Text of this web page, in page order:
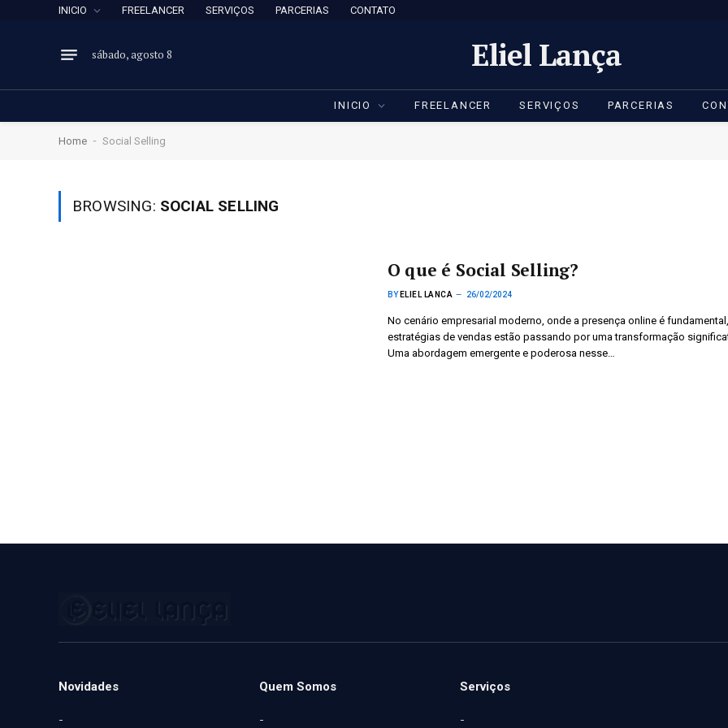
INICIO FREELANCER SERVIÇOS PARCERIAS CONTATO
sábado, agosto 8 Eliel Lança
INICIO FREELANCER SERVIÇOS PARCERIAS
Home - Social Selling
BROWSING: SOCIAL SELLING
O que é Social Selling?
BY ELIEL LANCA 26/02/2024
No cenário empresarial moderno, onde a presença online é
estratégias de vendas estão passando por uma transformação
Uma abordagem emergente e poderosa nesse…
Novidades
-
Quem Somos
-
Serviços
-